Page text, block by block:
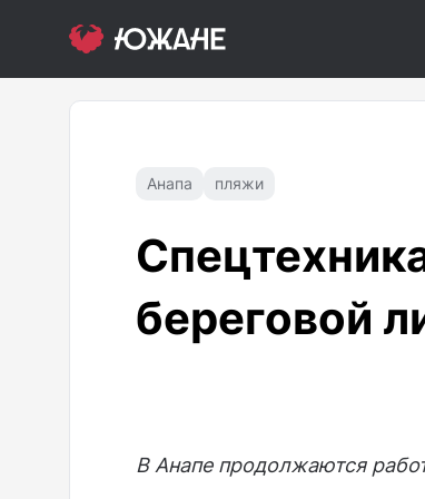
Анапа пляжи
береговой
В Анапе продолжаются